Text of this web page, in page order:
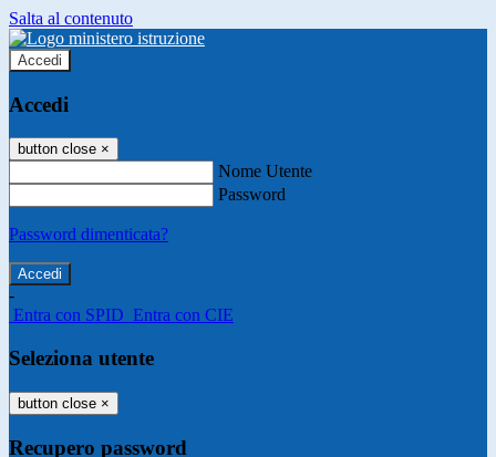
Salta al contenuto
Accedi
Accedi
button close ×
Nome Utente
Password
Password dimenticata?
-
Entra con SPID Entra con CIE
Seleziona utente
button close ×
Recupero password